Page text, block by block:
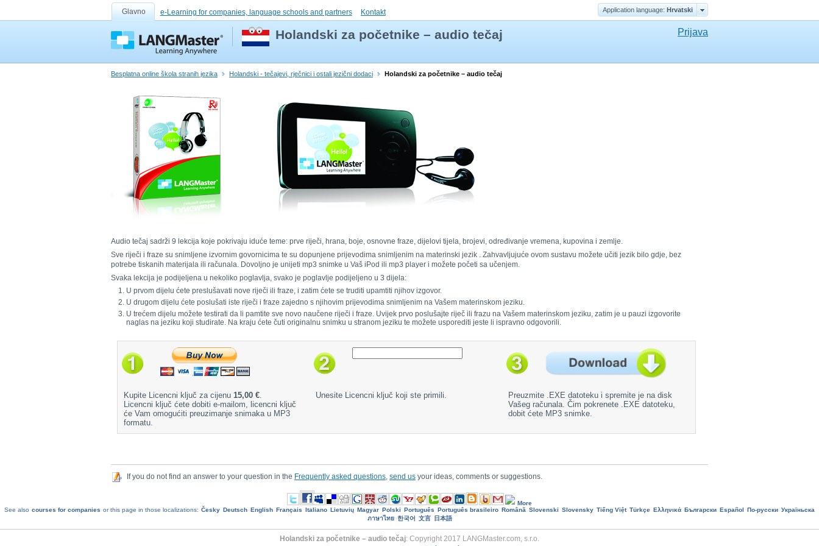
Glavno e-Learning for companies, language schools and partners Kontakt Application language: Hrvatski
Holandski za početnike – audio tečaj Prijava
Besplatna online škola stranih jezika Holandski - tečajevi, rječnici i ostali jezični dodaci Holandski za početnike – audio tečaj
Audio tečaj sadrži 9 lekcija koje pokrivaju iduće teme: prve riječi, hrana, boje, osnovne fraze, dijelovi tijela, brojevi, određivanje vremena, kupovina i zemlje.
Sve riječi i fraze su snimljene izvornim govornicima te su dopunjene prijevodima snimljenim na materinski jezik . Zahvavljujuće ovom sustavu možete učiti jezik bilo gdje, bez
potrebe tiskanih materijala ili računala. Dovoljno je unijeti mp3 snimke u Vaš iPod ili mp3 player i možete početi sa učenjem.
Svaka lekcija je podijeljena u nekoliko poglavlja, svako je poglavlje podijeljeno u 3 dijela:
U prvom dijelu ćete preslušavati nove riječi ili fraze, i zatim ćete se truditi upamtiti njihov izgovor.
U drugom dijelu ćete poslušati iste riječi i fraze zajedno s njihovim prijevodima snimljenim na Vašem materinskom jeziku.
U trećem dijelu možete testirati da li pamtite sve novo naučene riječi i fraze. Uvijek prvo poslušajte riječ ili frazu na Vašem materinskom jeziku, zatim je u pauzi izgovorite
naglas na jeziku koji studirate. Na kraju ćete čuti originalnu snimku u stranom jeziku te možete usporediti jeste li ispravno odgovorili.
Kupite Licencni ključ za cijenu 15,00 €.
Licencni ključ ćete dobiti e-mailom, licencni ključ
će Vam omogućiti preuzimanje snimaka u MP3
formatu.
Unesite Licencni ključ koji ste primili.
Preuzmite .EXE datoteku i spremite je na disk
Vašeg računala. Čim pokrenete .EXE datoteku,
dobit ćete MP3 snimke.
If you do not find an answer to your question in the Frequently asked questions send us your ideas, comments or suggestions.
More
See also courses for companies or this page in those localizations: Česky Deutsch English Français Italiano Lietuvių Magyar Polski Português Português brasileiro Română Slovenski Slovensky Tiếng Việt Türkçe Ελληνικά Български Еspañol По-русски Україньска
ภาษาไทย 한국어 文言 日本語
Holandski za početnike – audio tečaj: Copyright 2017 LANGMaster.com, s.r.o.